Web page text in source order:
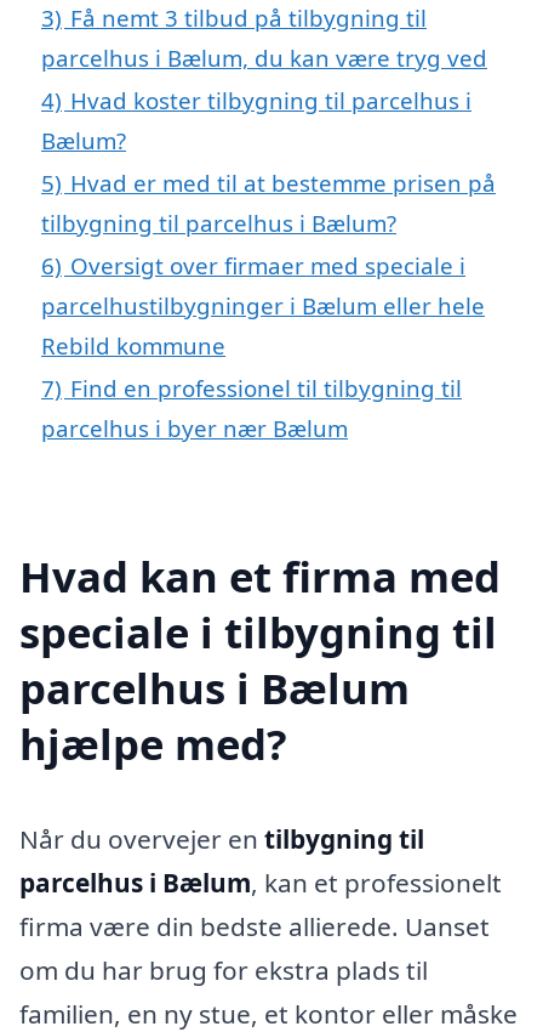
3) Få nemt 3 tilbud på tilbygning til
parcelhus i Bælum, du kan være tryg ved
4) Hvad koster tilbygning til parcelhus i
Bælum?
5) Hvad er med til at bestemme prisen på
tilbygning til parcelhus i Bælum?
6) Oversigt over firmaer med speciale i
parcelhustilbygninger i Bælum eller hele
Rebild kommune
7) Find en professionel til tilbygning til
parcelhus i byer nær Bælum
Hvad kan et firma med
speciale i tilbygning til
parcelhus i Bælum
hjælpe med?
Når du overvejer en tilbygning til
parcelhus i Bælum, kan et professionelt
firma være din bedste allierede. Uanset
om du har brug for ekstra plads til
familien, en ny stue, et kontor eller måske